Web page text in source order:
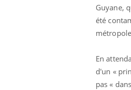
Guyane,
été
En
d'un «
pas «